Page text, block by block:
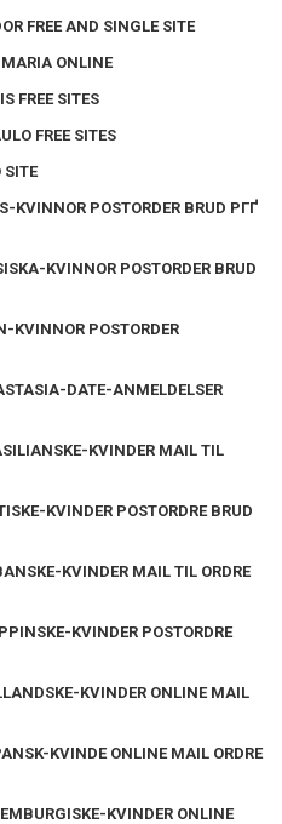
FREE AND SINGLE SITE
ONLINE
FREE SITES
FREE SITES
SITE
KVINNOR POSTORDER BRUD PГҐ
KVINNOR POSTORDER BRUD
KVINNOR POSTORDER
DATE-ANMELDELSER
KVINDER MAIL TIL
KVINDER POSTORDRE BRUD
KVINDER MAIL TIL ORDRE
KVINDER POSTORDRE
KVINDER ONLINE MAIL
KVINDE ONLINE MAIL ORDRE
KVINDER ONLINE